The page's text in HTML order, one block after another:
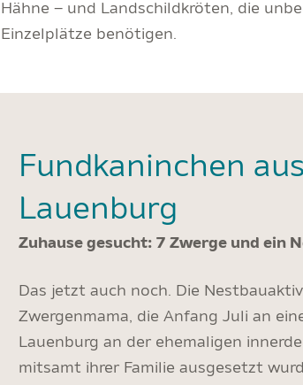
Hähne – und Landschildkröten, die
Einzelplätze benötigen.
Fundkaninchen aus
Lauenburg
Zuhause gesucht: 7 Zwerge und ein
Das jetzt auch noch. Die
Zwergenmama, die Anfang Juli an
Lauenburg an der ehemaligen
mitsamt ihrer Familie ausgesetzt